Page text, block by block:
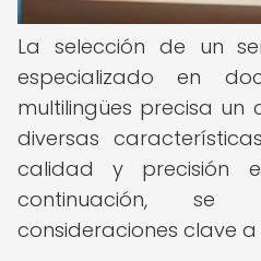
La selección de un
especializado en
multilingües precisa un
diversas
calidad y precisión
continuación, se
consideraciones clave